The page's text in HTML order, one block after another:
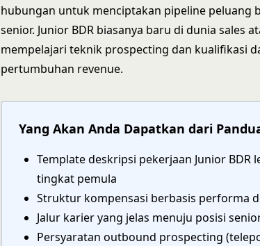
hubungan untuk menciptakan pipeline peluang
senior. Junior BDR biasanya baru di dunia sales
mempelajari teknik prospecting dan kualifikasi
pertumbuhan revenue.
Yang Akan Anda Dapatkan dari
Template deskripsi pekerjaan Junior
tingkat pemula
Struktur kompensasi berbasis performa
Jalur karier yang jelas menuju posisi
Persyaratan outbound prospecting